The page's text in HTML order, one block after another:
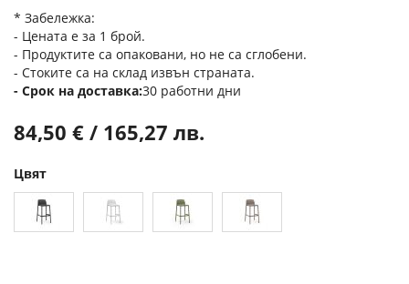
* Забележка:
- Цената е за 1 брой.
- Продуктите са опаковани, но не са сглобени.
- Стоките са на склад извън страната.
Срок на доставка 30 работни дни
84,50 € / 165,27 лв.
Цвят